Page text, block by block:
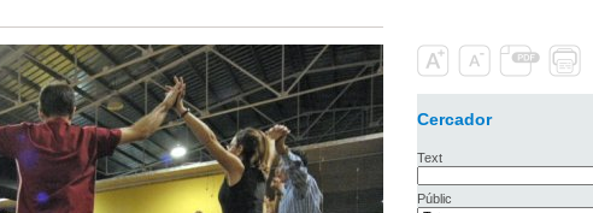
Cercador
Text
Públic